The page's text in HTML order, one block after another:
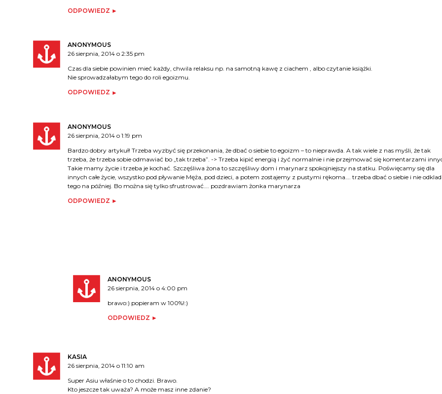
ODPOWIEDZ
ANONYMOUS
26 sierpnia, 2014 o 2:35 pm
Czas dla siebie powinien mieć każdy, chwila relaksu np. na samotną kawę z ciachem , albo czytanie książki.
Nie sprowadzałabym tego do roli egoizmu.
ODPOWIEDZ
ANONYMOUS
26 sierpnia, 2014 o 1:19 pm
Bardzo dobry artykuł! Trzeba wyzbyć się przekonania, że dbać o siebie to egoizm – to nieprawda. A tak wiele z nas myśli, że tak
trzeba, że trzeba sobie odmawiać bo „tak trzeba”. -> Trzeba kipić energią i żyć normalnie i nie przejmować się komentarzami
Takie mamy życie i trzeba je kochać. Szczęśliwa żona to szczęśliwy dom i marynarz spokojniejszy na statku. Poświęcamy się dla
innych całe życie, wszystko pod pływanie Męża, pod dzieci, a potem zostajemy z pustymi rękoma…. trzeba dbać o siebie i nie
tego na później. Bo można się tylko sfrustrować…. pozdrawiam żonka marynarza
ODPOWIEDZ
ANONYMOUS
26 sierpnia, 2014 o 4:00 pm
brawo:) popieram w 100%!:)
ODPOWIEDZ
KASIA
26 sierpnia, 2014 o 11:10 am
Super Asiu właśnie o to chodzi. Brawo.
Kto jeszcze tak uważa? A może masz inne zdanie?